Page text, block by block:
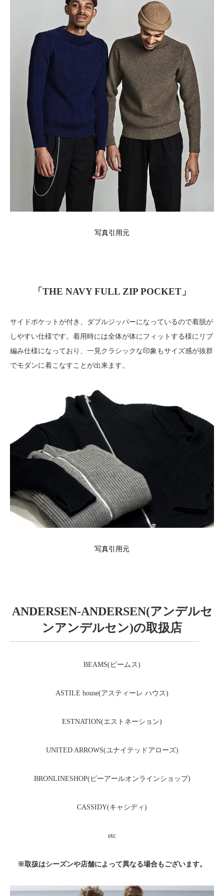
写真引用元
「THE NAVY FULL ZIP POCKET」
サイドポケットが付き、ダブルジッパーになっているので着脱が
しやすい仕様です。着用時には全体が体にフィットする様にリブ
編み仕様になっており、一見クラシックな印象もサイズ感が抜群
でモダンに着こなすことが出来ます。
写真引用元
ANDERSEN-ANDERSEN(アンデルセ
ンアンデルセン)の取扱店
BEAMS(ビームス)
ASTILE house(アスティーレ ハウス)
ESTNATION(エストネーション)
UNITED ARROWS(ユナイテッドアローズ)
BRONLINESHOP(ビーアールオンラインショップ)
CASSIDY(キャシディ)
etc
※取扱はシーズンや店舗によって異なる場合もございます。